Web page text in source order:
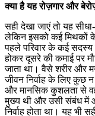
क्या है यह रोज़गार और
सही देखा जाएं तो यह
लेकिन इसको कई मिथकों
पहले परिवार के कई
होकर दूसरे की कमाई पर
जाता था। वैसे शरीर और
जीवन निर्वाह के लिए कुछ
और मानसिक कुशलता से
मुख्य थी और उसी संबंध में
निर्वाह होता था। यह भी